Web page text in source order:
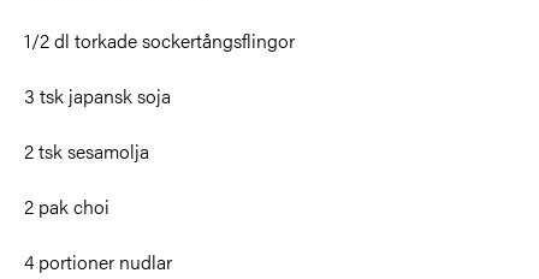
1/2 dl torkade sockertångsflingor
3 tsk japansk soja
2 tsk sesamolja
2 pak choi
4 portioner nudlar